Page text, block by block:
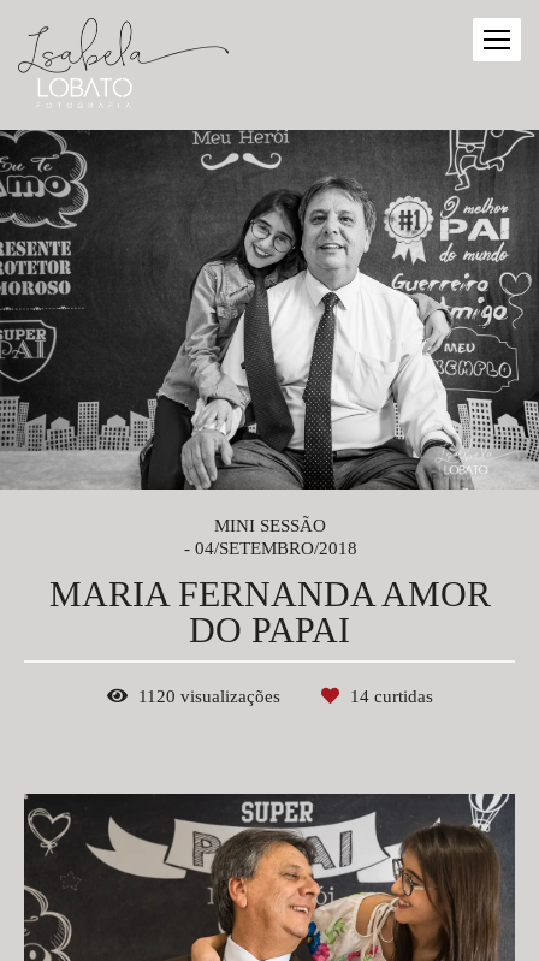
MINI SESSÃO
04/SETEMBRO/2018
MARIA FERNANDA AMOR
DO PAPAI
1120 visualizações 14curtidas